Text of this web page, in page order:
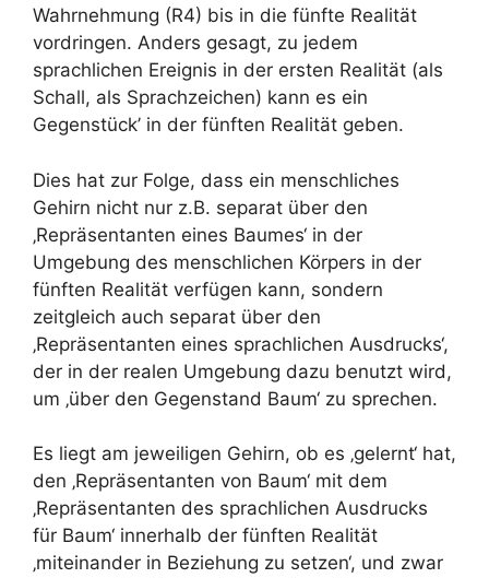
Wahrnehmung (R4) bis in die fünfte Realität
vordringen. Anders gesagt, zu jedem
sprachlichen Ereignis in der ersten Realität (als
Schall, als Sprachzeichen) kann es ein
Gegenstück’ in der fünften Realität geben.
Dies hat zur Folge, dass ein menschliches
Gehirn nicht nur z.B. separat über den
‚Repräsentanten eines Baumes‘ in der
Umgebung des menschlichen Körpers in der
fünften Realität verfügen kann, sondern
zeitgleich auch separat über den
‚Repräsentanten eines sprachlichen Ausdrucks‘,
der in der realen Umgebung dazu benutzt wird,
um ‚über den Gegenstand Baum‘ zu sprechen.
Es liegt am jeweiligen Gehirn, ob es ‚gelernt‘ hat,
den ‚Repräsentanten von Baum‘ mit dem
‚Repräsentanten des sprachlichen Ausdrucks
für Baum‘ innerhalb der fünften Realität
‚miteinander in Beziehung zu setzen‘, und zwar